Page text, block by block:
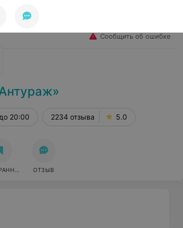
Сообщить об ошибке
до 20:00 2234 отзыва 5.0
ОТЗЫВ